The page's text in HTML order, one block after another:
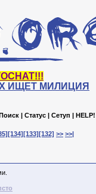
ИЩЕТ МИЛИЦИЯ
| Статус | Сетуп | HELP!
[134][133][132] >> >>|